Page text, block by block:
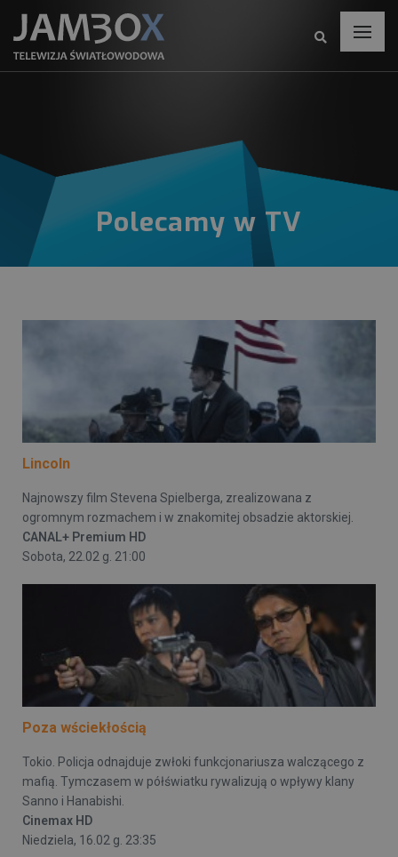
Polecamy w TV
Lincoln
Najnowszy film Stevena Spielberga, zrealizowana z
ogromnym rozmachem i w znakomitej obsadzie aktorskiej.
CANAL+ Premium HD
Sobota, 22.02 g. 21:00
Poza wściekłością
Tokio. Policja odnajduje zwłoki funkcjonariusza walczącego z
mafią. Tymczasem w półświatku rywalizują o wpływy klany
Sanno i Hanabishi.
Cinemax HD
Niedziela, 16.02 g. 23:35